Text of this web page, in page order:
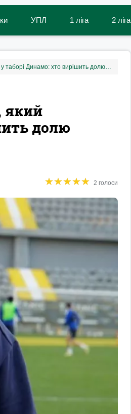
УПЛ 1 ліга 2 ліга
Суркіс сказав всю правду про легіонера, який знаходиться у таборі Динамо: хто вирішить долю гравця у команді
який
долю
★★★★★
★★★★★ 2 голоси